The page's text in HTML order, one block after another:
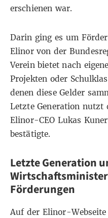
erschienen war.
Darin ging es um
Elinorvon der
Verein bietet nach
Projekten oder
denen diese Gelder
Letzte Generation nutzt
Elinor-CEO Lukas
bestätigte.
Letzte Generation
Förderungen
Auf der Elinor-